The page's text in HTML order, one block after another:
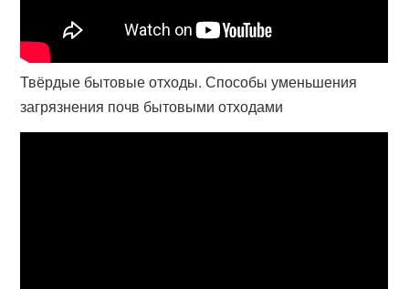
Твёрдые бытовые отходы. Способы уменьшения
загрязнения почв бытовыми отходами